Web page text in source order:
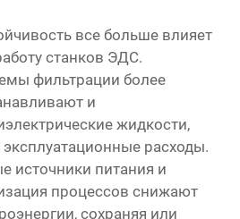
все больше влияет
станков ЭДС.
фильтрации более
и
жидкости,
расходы.
источники питания и
процессов снижают
сохраняя или